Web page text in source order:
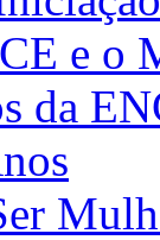
e o
da